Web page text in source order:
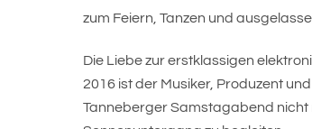
zum Feiern, Tanzen und
Die Liebe zur erstklassigen
2016 ist der Musiker, Produzent
Tanneberger Samstagabend nicht